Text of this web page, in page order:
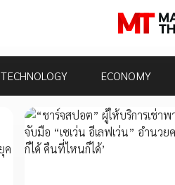
TECHNOLOGY ECONOMY